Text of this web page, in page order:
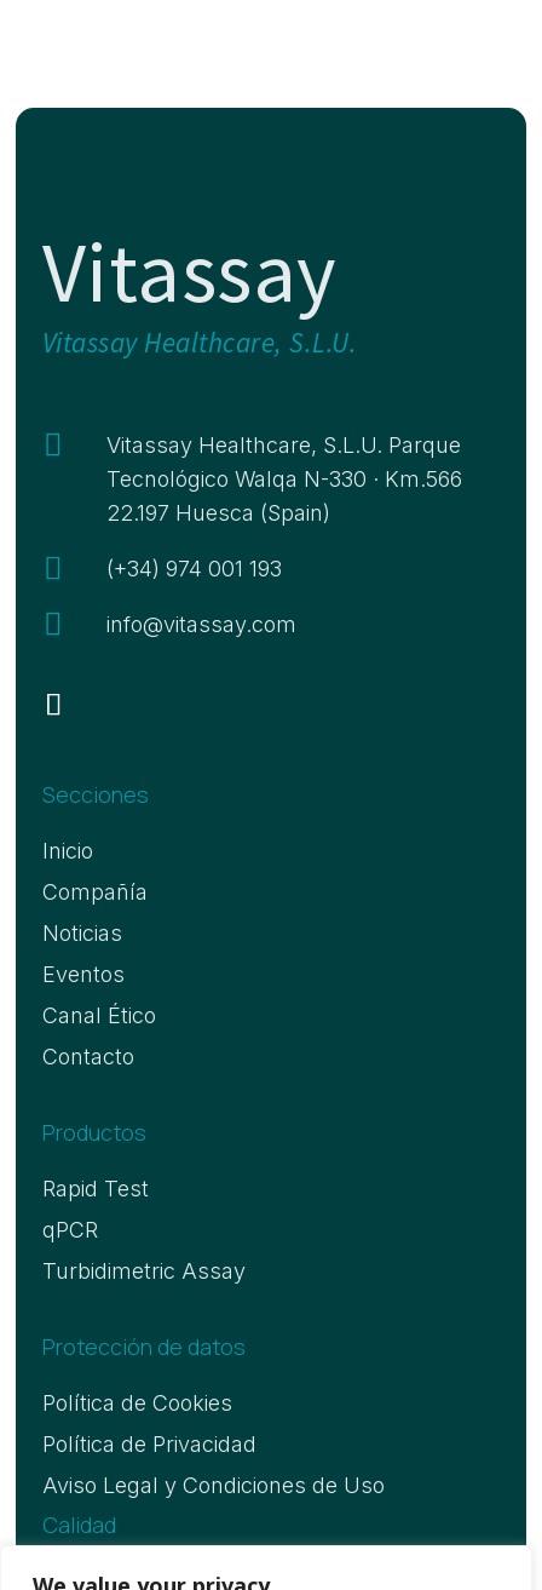
Vitassay
Vitassay Healthcare, S.L.U.

Vitassay Healthcare, S.L.U. Parque
Tecnológico Walqa N-330 · Km.566
22.197 Huesca (Spain)
 (+34) 974 001 193
 info@vitassay.com
Secciones
Inicio
Compañía
Noticias
Eventos
Canal Ético
Contacto
Productos
Rapid Test
qPCR
Turbidimetric Assay
Protección de datos
Política de Cookies
Política de Privacidad
Aviso Legal y Condiciones de Uso
Calidad